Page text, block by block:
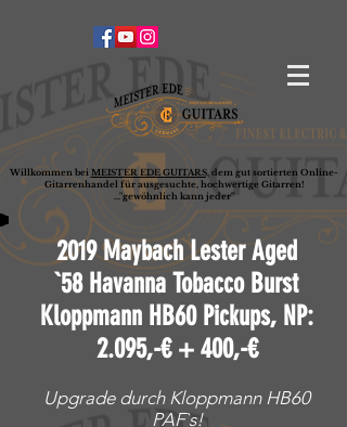
Willkommen bei MEISTER EDE GUITARS,dem gut sortierten Online-
Gitarrenhandel für ausgesuchte, hochwertige Gitarren!
..."gewöhnlich kann jeder"
2019 Maybach Lester Aged
`58 Havanna Tobacco Burst
Kloppmann HB60 Pickups, NP:
2.095,-€ + 400,-€
Upgrade durch Kloppmann HB60
PAF`s!